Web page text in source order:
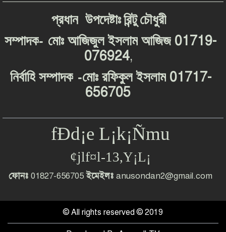
প্রধান উপদেষ্টাঃরিন্টু চৌধুরী
সম্পাদক- মোঃ আজিজুল ইসলাম আজিজ 01719-
076924,
নির্বাহি সম্পাদক-মোঃ রফিকুল ইসলাম 01717-
656705
fÐd¡e L¡k¡Ñmu
¢jlf¤l-13,Y¡L¡
ফোনঃ 01827-656705ইমেইলঃ anusondan2@gmail.com
© All rights reserved © 2019